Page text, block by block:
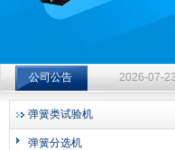
公司公告
钻杆扭转试
弹簧类试验机
弹簧分选机